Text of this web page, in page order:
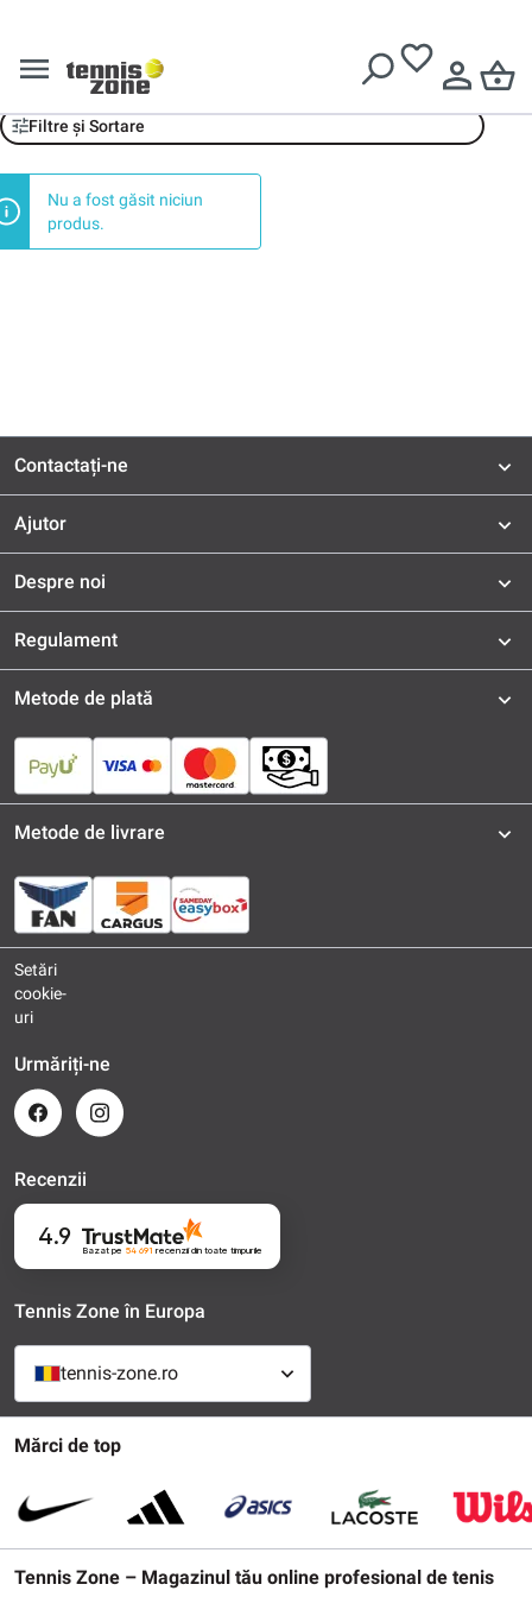
Karakal
Filtre și Sortare
Nu a fost găsit niciun
produs.
Contactați-ne
Ajutor
Despre noi
Regulament
Mărci de top
Tennis Zone – Magazinul tău online profesional de tenis
Metode de plată
Metode de livrare
Setări
cookie-
uri
Urmăriți-ne
Recenzii
4.9
Bazat pe 54 691 recenziidin toate timpurile
Tennis Zone în Europa
tennis-zone.ro